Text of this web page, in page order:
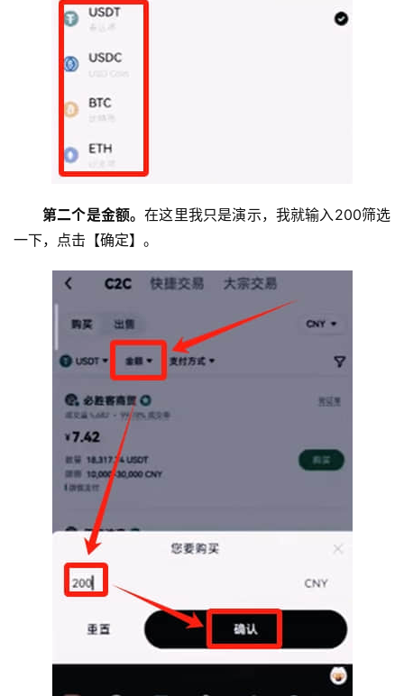
第二个是金额。在这里我只是演示，我就输入200筛选
一下，点击【确定】。